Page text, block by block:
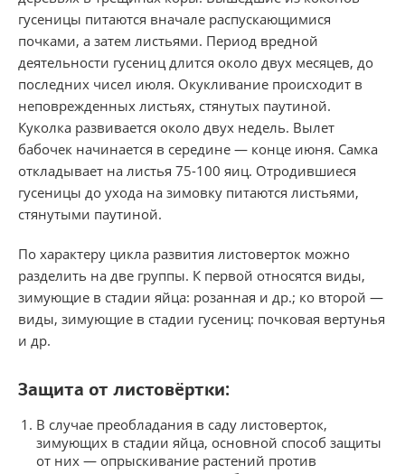
гусеницы питаются вначале распускающимися
почками, а затем листьями. Период вредной
деятельности гусениц длится около двух месяцев, до
последних чисел июля. Окукливание происходит в
неповрежденных листьях, стянутых паутиной.
Куколка развивается около двух недель. Вылет
бабочек начинается в середине — конце июня. Самка
откладывает на листья 75-100 яиц. Отродившиеся
гусеницы до ухода на зимовку питаются листьями,
стянутыми паутиной.
По характеру цикла развития листоверток можно
разделить на две группы. К первой относятся виды,
зимующие в стадии яйца: розанная и др.; ко второй —
виды, зимующие в стадии гусениц: почковая вертунья
и др.
Защита от листовёртки:
В случае преобладания в саду листоверток,
зимующих в стадии яйца, основной способ защиты
от них — опрыскивание растений против